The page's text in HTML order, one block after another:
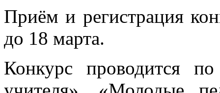
Приём и регистрация
до 18 марта.
Конкурс проводится